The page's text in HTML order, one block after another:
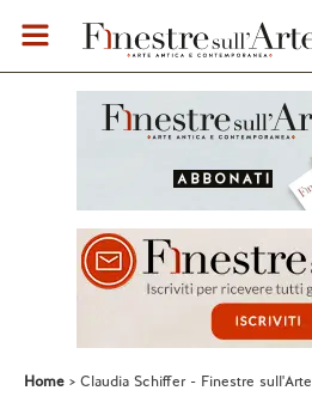
Home Claudia Schiffer - Finestre sull'Arte